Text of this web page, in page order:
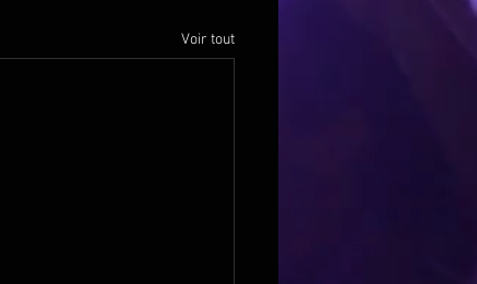
Voir tout